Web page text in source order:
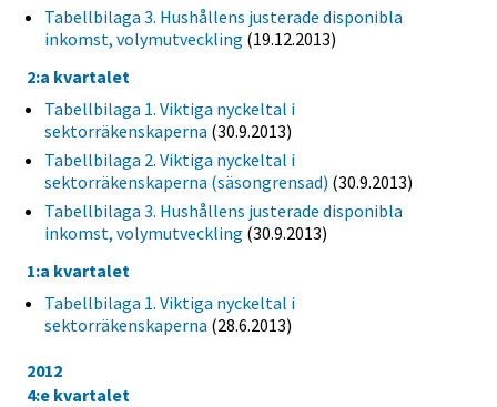
Tabellbilaga 3. Hushållens justerade disponibla
inkomst, volymutveckling (19.12.2013)
2:a kvartalet
Tabellbilaga 1. Viktiga nyckeltal i
sektorräkenskaperna (30.9.2013)
Tabellbilaga 2. Viktiga nyckeltal i
sektorräkenskaperna (säsongrensad) (30.9.2013)
Tabellbilaga 3. Hushållens justerade disponibla
inkomst, volymutveckling (30.9.2013)
1:a kvartalet
Tabellbilaga 1. Viktiga nyckeltal i
sektorräkenskaperna (28.6.2013)
2012
4:e kvartalet